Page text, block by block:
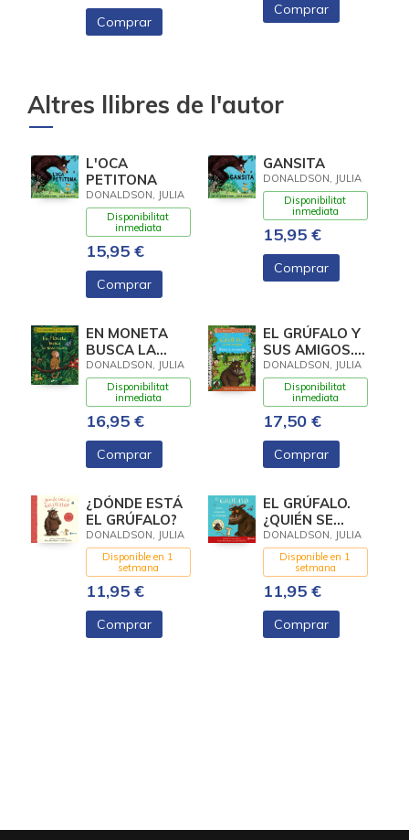
Comprar
Comprar
Altres llibres de l'autor
L'OCA
PETITONA
DONALDSON, JULIA
Disponibilitat
inmediata
15,95 €
Comprar
GANSITA
DONALDSON, JULIA
Disponibilitat
inmediata
15,95 €
Comprar
EN MONETA
BUSCA LA
SEVA MARE
DONALDSON, JULIA
Disponibilitat
inmediata
16,95 €
Comprar
EL GRÚFALO Y
SUS AMIGOS.
BUSCA Y
ENCUENTRA
DONALDSON, JULIA
Disponibilitat
inmediata
17,50 €
Comprar
¿DÓNDE ESTÁ
EL GRÚFALO?
DONALDSON, JULIA
Disponible en 1
setmana
11,95 €
Comprar
EL GRÚFALO.
¿QUIÉN SE
ESCONDE EN
EL BOSQUE?
DONALDSON, JULIA
Disponible en 1
setmana
11,95 €
Comprar